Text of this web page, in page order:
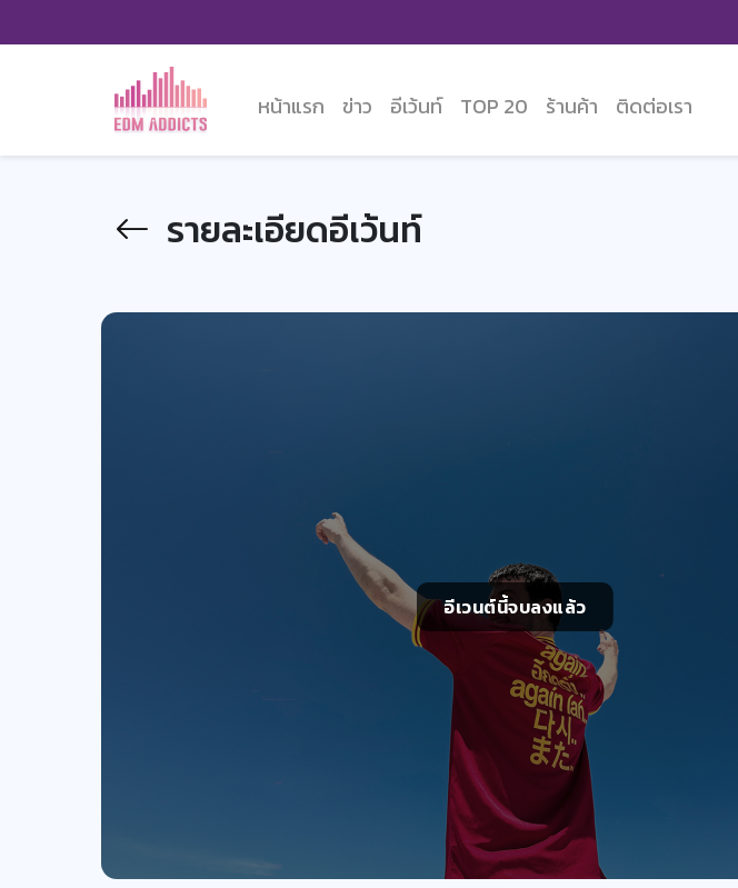
หน้าแรก ข่าว อีเว้นท์ TOP 20 ร้านค้า ติดต่อเรา
รายละเอียดอีเว้นท์
อีเวนต์นี้จบลงแล้ว